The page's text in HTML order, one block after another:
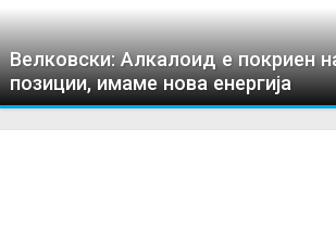
Велковски: Алкалоид е покриен
позиции, имаме нова енергија